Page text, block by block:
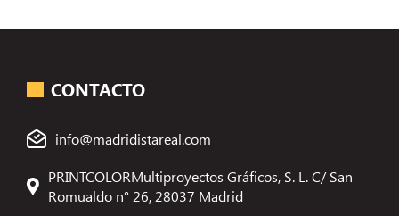
CONTACTO
info@madridistareal.com
PRINTCOLORMultiproyectos Gráficos, S. L. C/ San
Romualdo n° 26, 28037 Madrid